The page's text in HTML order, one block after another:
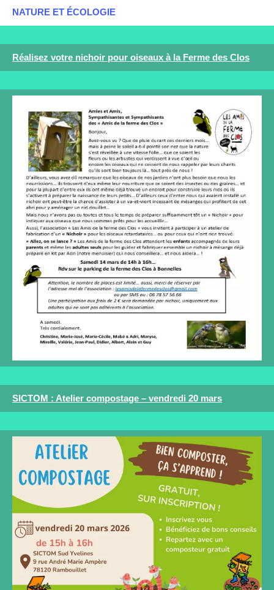
NATURE ET ÉCOLOGIE
Réalisez votre nichoir pour oiseaux à la Ferme des Clos
SICTOM : Atelier compostage – vendredi 20 mars